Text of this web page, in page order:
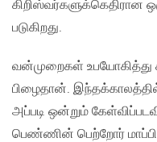
கிறிஸ்வர்களுக்கெதிரான
படுகிறது.
வன்முறைகள்
பிழைதான்.
அப்படி ஒன்றும்
பெண்ணின் பெற்றோர்